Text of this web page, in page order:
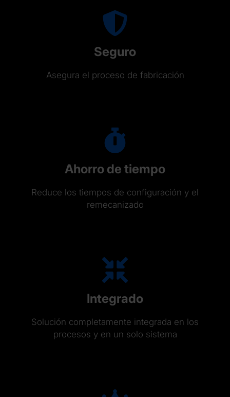
Seguro
Asegura el proceso de fabricación
Ahorro de tiempo
Reduce los tiempos de configuración y el
remecanizado
Integrado
Solución completamente integrada en los
procesos y en un solo sistema